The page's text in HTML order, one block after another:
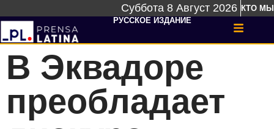
Суббота 8 Август 2026 КТО МЫ
РУССКОЕ ИЗДАНИЕ
В Эквадоре
преобладает